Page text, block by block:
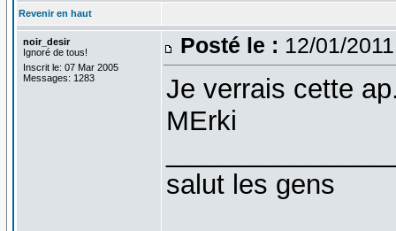
Revenir en haut
noir_desir
Ignoré de tous!
Inscrit le: 07 Mar 2005
Messages: 1283
Posté le : 12/01/
Je verrais cette
MErki
salut les gens